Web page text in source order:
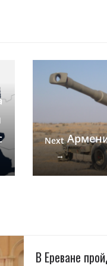
Next
→
В Ереване